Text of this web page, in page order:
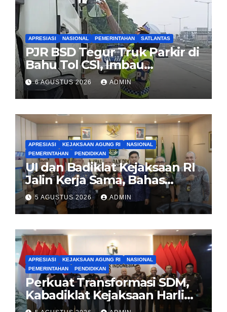
APRESIASI NASIONAL PEMERINTAHAN SATLANTAS
PJR BSD Tegur Truk Parkir di
Bahu Tol CSI, Imbau
Pengendara Tertib
6 AGUSTUS 2026 ADMIN
APRESIASI KEJAKSAAN AGUNG RI
NASIONAL
PEMERINTAHAN
PENDIDIKAN
UI dan Badiklat Kejaksaan RI
Jalin Kerja Sama, Bahas
Pembentukan Pusat Studi
Kajian Kejaksaan
5 AGUSTUS 2026 ADMIN
APRESIASI KEJAKSAAN AGUNG RI
NASIONAL
PEMERINTAHAN
PENDIDIKAN
Perkuat Transformasi SDM,
Kabadiklat Kejaksaan Harli
Siregar Jalin Sinergi dengan